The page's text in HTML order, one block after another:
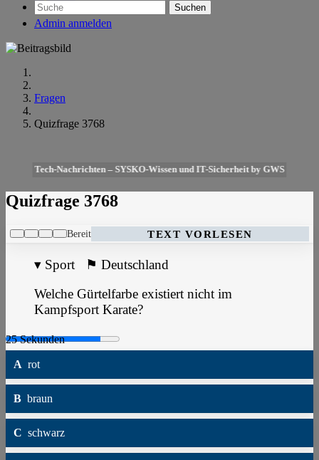
Suchen
Admin anmelden
Fragen
Quizfrage 3768
Tech-Nachrichten – SYSKO-Wissen und IT-Sicherheit by GWS
Quizfrage 3768
Bereit TEXT VORLESEN
▾ Sport ⚑ Deutschland
Welche Gürtelfarbe existiert nicht im
Kampfsport Karate?
A rot
B braun
C schwarz